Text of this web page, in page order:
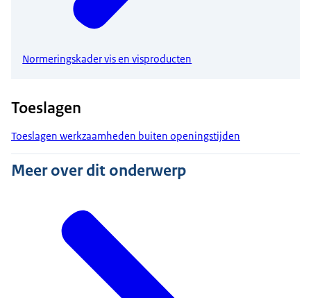
Normeringskader vis en visproducten
Toeslagen
Toeslagen werkzaamheden buiten openingstijden
Meer over dit onderwerp